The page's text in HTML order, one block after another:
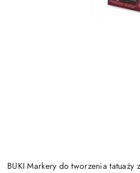
BUKI Markery do tworzenia tatuaży